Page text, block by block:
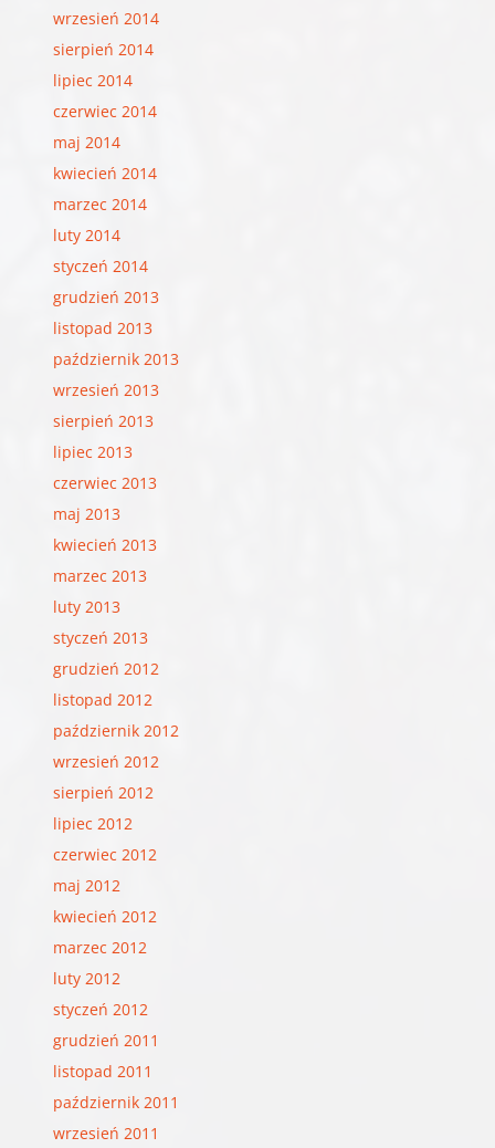
wrzesień 2014
sierpień 2014
lipiec 2014
czerwiec 2014
maj 2014
kwiecień 2014
marzec 2014
luty 2014
styczeń 2014
grudzień 2013
listopad 2013
październik 2013
wrzesień 2013
sierpień 2013
lipiec 2013
czerwiec 2013
maj 2013
kwiecień 2013
marzec 2013
luty 2013
styczeń 2013
grudzień 2012
listopad 2012
październik 2012
wrzesień 2012
sierpień 2012
lipiec 2012
czerwiec 2012
maj 2012
kwiecień 2012
marzec 2012
luty 2012
styczeń 2012
grudzień 2011
listopad 2011
październik 2011
wrzesień 2011